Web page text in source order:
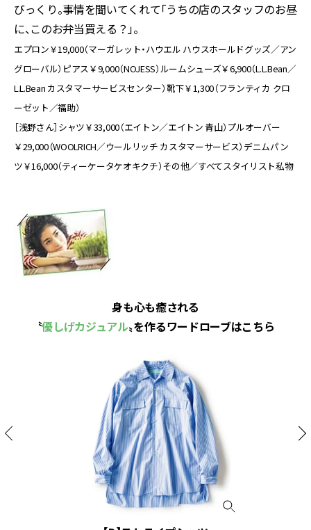
びっくり。事情を聞いてくれて「うちの店のスタッフのお昼
に、このお弁当買える？」。
エプロン￥19,000（マーガレット・ハウエル ハウスホールドグッズ／アン
グローバル）ピアス￥9,000（NOJESS）ルームシューズ￥6,900（L.L.Bean／
L.L.Bean カスタマーサービスセンター）靴下￥1,300（フランティカ クロ
ーゼット／福助）
［浅野さん］シャツ￥33,000（エイトン／エイトン 青山）プルオーバー
￥29,000（WOOLRICH／ウールリッチ カスタマーサービス）デニムパン
ツ￥16,000（ティーケータケオキクチ）その他／すべてスタイリスト私物
身も心も癒される
〝優しげカジュアル〟を作るワードローブはこちら